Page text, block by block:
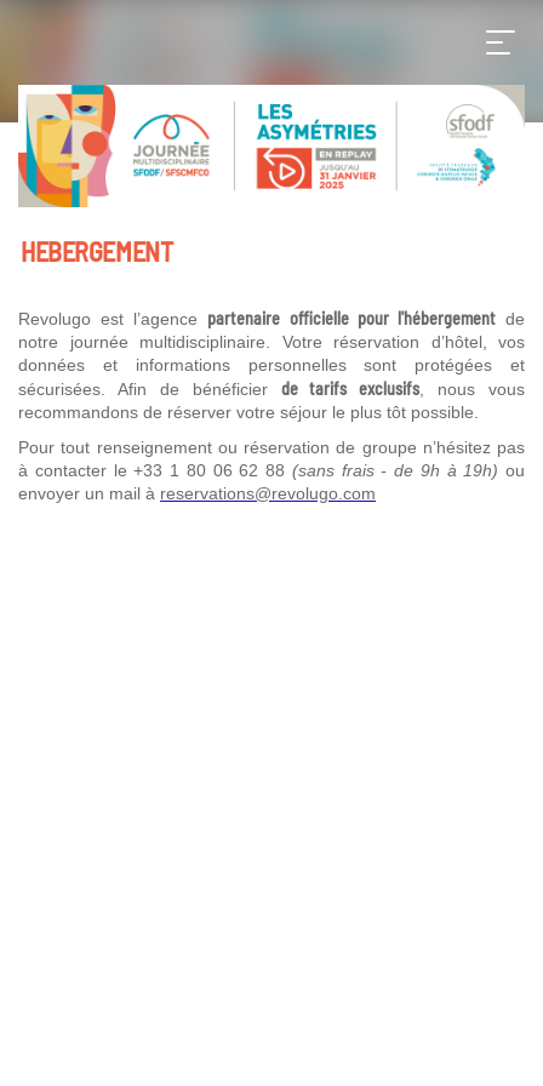
HEBERGEMENT
Revolugo est l’agence partenaire officielle pour l'hébergementde
notre journée multidisciplinaire. Votre réservation d’hôtel, vos
données et informations personnelles sont protégées et
sécurisées. Afin de bénéficier de tarifs exclusifs, nous vous
recommandons de réserver votre séjour le plus tôt possible.
Pour tout renseignement ou réservation de groupe n’hésitez pas
à contacter le +33 1 80 06 62 88 (sans frais - de 9h à 19h) ou
envoyer un mail à reservations@revolugo.com